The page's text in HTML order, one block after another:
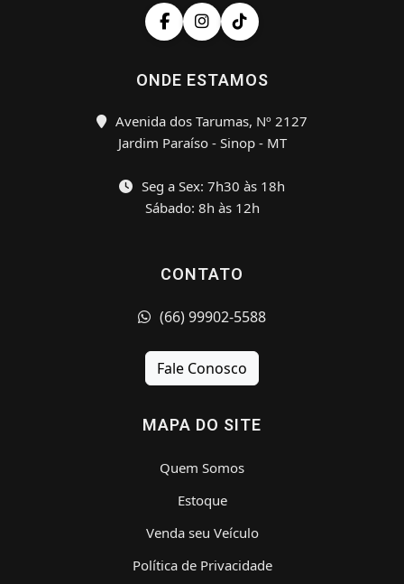
ONDE ESTAMOS
Avenida dos Tarumas, Nº 2127
Jardim Paraíso - Sinop - MT
Seg a Sex: 7h30 às 18h
Sábado: 8h às 12h
CONTATO
(66) 99902-5588
Fale Conosco
MAPA DO SITE
Quem Somos
Estoque
Venda seu Veículo
Política de Privacidade